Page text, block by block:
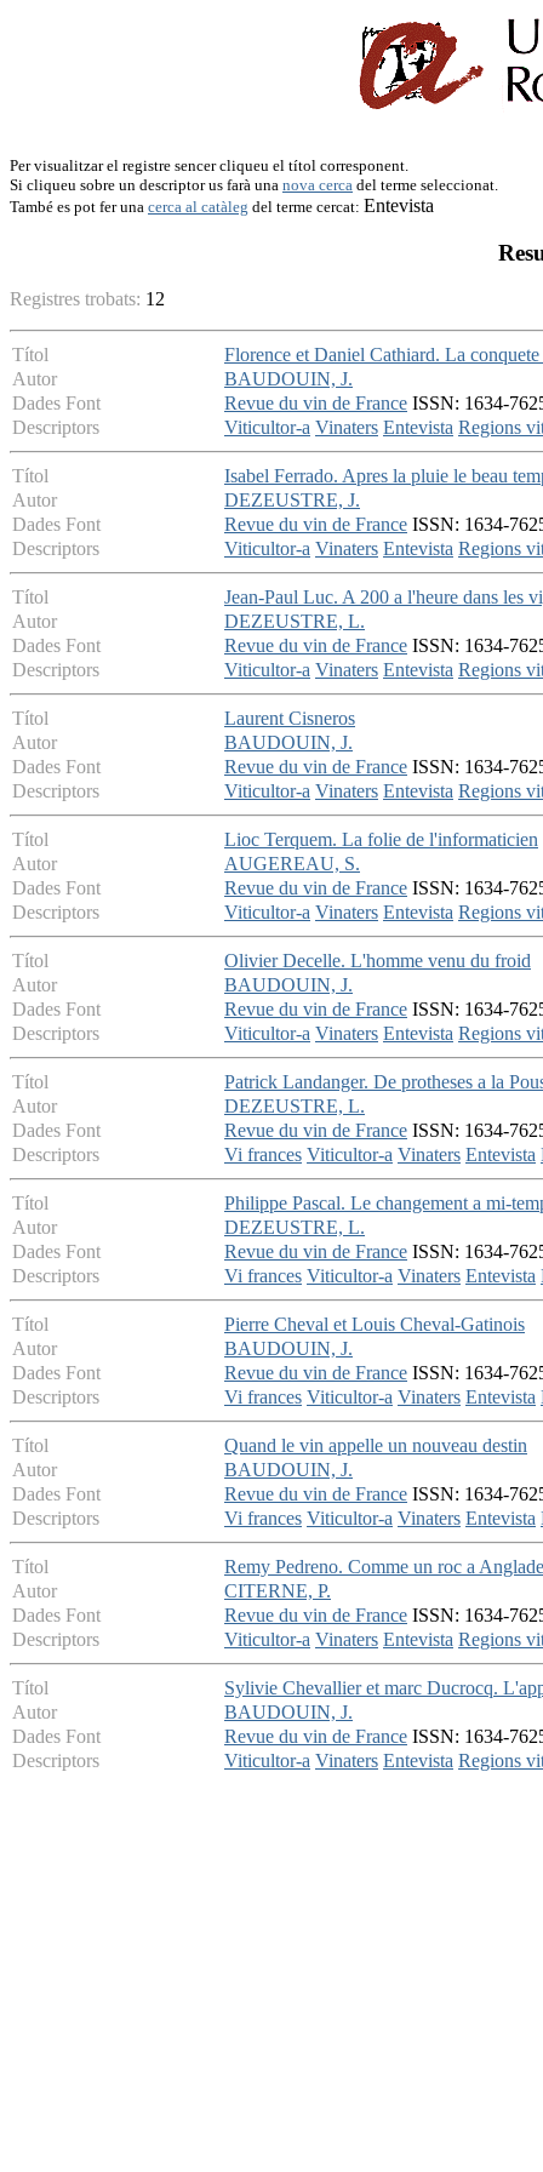
Per visualitzar el registre sencer cliqueu el títol corresponent.
Si cliqueu sobre un descriptor us farà una nova cerca del terme seleccionat.
També es pot fer una cerca al catàleg del terme cercat: Entevista
Registres trobats: 12
Títol
Florence et Daniel Cathiard. La
Autor
BAUDOUIN, J.
Dades Font
Revue du vin de France ISSN: 1634-
Descriptors
Viticultor-a Vinaters Entevista Regions
Títol
Isabel Ferrado. Apres la pluie le beau
Autor
DEZEUSTRE, J.
Dades Font
Revue du vin de France ISSN: 1634-
Descriptors
Viticultor-a Vinaters Entevista Regions
Títol
Jean-Paul Luc. A 200 a l'heure dans les
Autor
DEZEUSTRE, L.
Dades Font
Revue du vin de France ISSN: 1634-
Descriptors
Viticultor-a Vinaters Entevista Regions
Títol
Laurent Cisneros
Autor
BAUDOUIN, J.
Dades Font
Revue du vin de France ISSN: 1634-
Descriptors
Viticultor-a Vinaters Entevista Regions
Títol
Lioc Terquem. La folie de l'informaticien
Autor
AUGEREAU, S.
Dades Font
Revue du vin de France ISSN: 1634-
Descriptors
Viticultor-a Vinaters Entevista Regions
Títol
Olivier Decelle. L'homme venu du froid
Autor
BAUDOUIN, J.
Dades Font
Revue du vin de France ISSN: 1634-
Descriptors
Viticultor-a Vinaters Entevista Regions
Títol
Patrick Landanger. De protheses a la
Autor
DEZEUSTRE, L.
Dades Font
Revue du vin de France ISSN: 1634-
Descriptors
Vi frances Viticultor-a Vinaters Entevista
Títol
Philippe Pascal. Le changement a mi-
Autor
DEZEUSTRE, L.
Dades Font
Revue du vin de France ISSN: 1634-
Descriptors
Vi frances Viticultor-a Vinaters Entevista
Títol
Pierre Cheval et Louis Cheval-Gatinois
Autor
BAUDOUIN, J.
Dades Font
Revue du vin de France ISSN: 1634-
Descriptors
Vi frances Viticultor-a Vinaters Entevista
Títol
Quand le vin appelle un nouveau destin
Autor
BAUDOUIN, J.
Dades Font
Revue du vin de France ISSN: 1634-
Descriptors
Vi frances Viticultor-a Vinaters Entevista
Títol
Remy Pedreno. Comme un roc a Anglade
Autor
CITERNE, P.
Dades Font
Revue du vin de France ISSN: 1634-
Descriptors
Viticultor-a Vinaters Entevista Regions
Títol
Sylivie Chevallier et marc Ducrocq.
Autor
BAUDOUIN, J.
Dades Font
Revue du vin de France ISSN: 1634-
Descriptors
Viticultor-a Vinaters Entevista Regions